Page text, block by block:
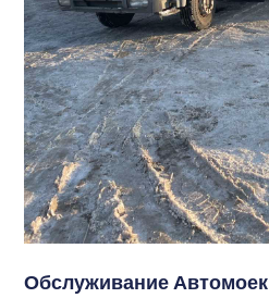
Обслуживание Автомоек